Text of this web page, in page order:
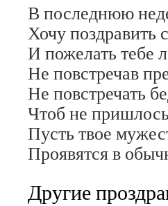
В последнюю
Хочу поздравить
И пожелать тебе
Не повстречав
Не повстречать
Чтоб не
Пусть твое
Проявятся в
Другие